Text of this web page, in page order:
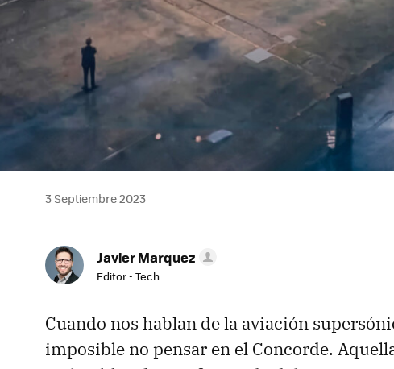
3 Septiembre 2023
Javier Marquez
Editor - Tech
Cuando nos hablan de la aviación
imposible no pensar en el Concorde.